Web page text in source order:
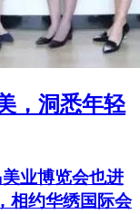
，洞悉年轻
业博览会也进
相约华绣国际会